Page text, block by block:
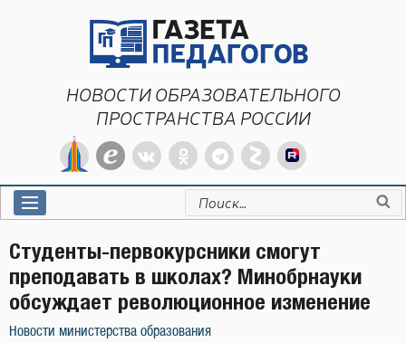
НОВОСТИ ОБРАЗОВАТЕЛЬНОГО
ПРОСТРАНСТВА РОССИИ
Искать:
Студенты-первокурсники смогут
преподавать в школах? Минобрнауки
обсуждает революционное изменение
Новости министерства образования